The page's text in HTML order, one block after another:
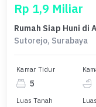
Rp 1,9 Miliar
Rumah Siap Huni di
Sutorejo, Surabaya
Kamar Tidur
5
Luas Tanah